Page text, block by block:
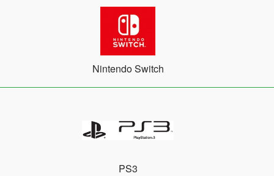
Nintendo Switch
PS3